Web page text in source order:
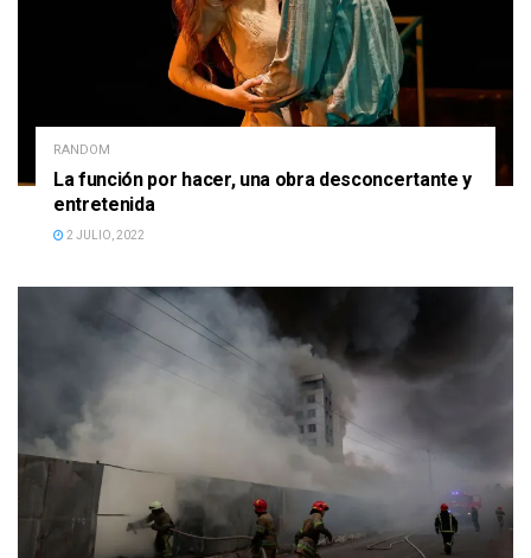
RANDOM
La función por hacer, una obra desconcertante y
entretenida
2 JULIO, 2022